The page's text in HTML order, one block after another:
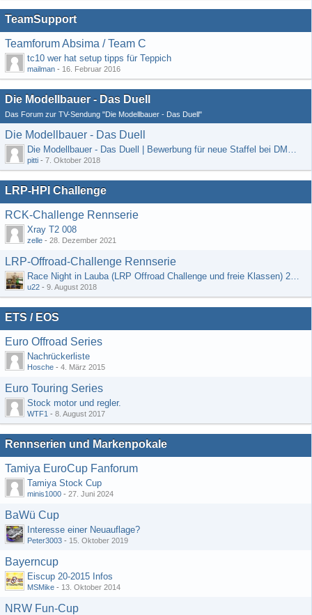
TeamSupport
Teamforum Absima / Team C
tc10 wer hat setup tipps für Teppich
mailman - 16. Februar 2016
Die Modellbauer - Das Duell
Das Forum zur TV-Sendung "Die Modellbauer - Das Duell"
Die Modellbauer - Das Duell
Die Modellbauer - Das Duell | Bewerbung für neue Staffel bei DMAX *Werbung*
pitti - 7. Oktober 2018
LRP-HPI Challenge
RCK-Challenge Rennserie
Xray T2 008
zelle - 28. Dezember 2021
LRP-Offroad-Challenge Rennserie
Race Night in Lauba (LRP Offroad Challenge und freie Klassen) 25/26.08
u22 - 9. August 2018
ETS / EOS
Euro Offroad Series
Nachrückerliste
Hosche - 4. März 2015
Euro Touring Series
Stock motor und regler.
WTF1 - 8. August 2017
Rennserien und Markenpokale
Tamiya EuroCup Fanforum
Tamiya Stock Cup
minis1000 - 27. Juni 2024
BaWü Cup
Interesse einer Neuauflage?
Peter3003 - 15. Oktober 2019
Bayerncup
Eiscup 20-2015 Infos
MSMike - 13. Oktober 2014
NRW Fun-Cup